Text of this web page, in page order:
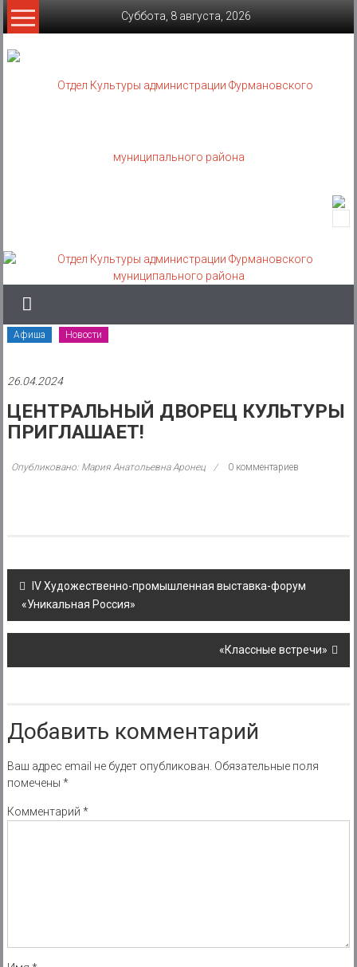
Skip
to
Суббота, 8 августа, 2026
администрации
Фурмановского
муниципального
казенное
учреждение
Афиша Новости
26.04.2024
ЦЕНТРАЛЬНЫЙ ДВОРЕЦ КУЛЬТУРЫ
ПРИГЛАШАЕТ!
Опубликовано: Мария Анатольевна Аронец 0 комментариев
Post
navigation
IV Художественно-промышленная выставка-форум
«Уникальная Россия»
«Классные встречи»
Добавить комментарий
Ваш адрес email не будет опубликован. Обязательные поля
помечены *
Комментарий *